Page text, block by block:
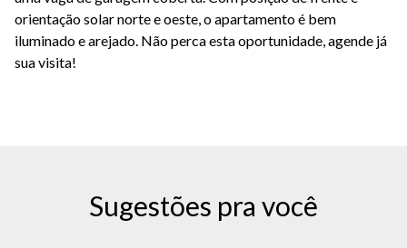
orientação solar norte e oeste, o apartamento é bem
iluminado e arejado. Não perca esta oportunidade, agende já
sua visita!
Sugestões pra você